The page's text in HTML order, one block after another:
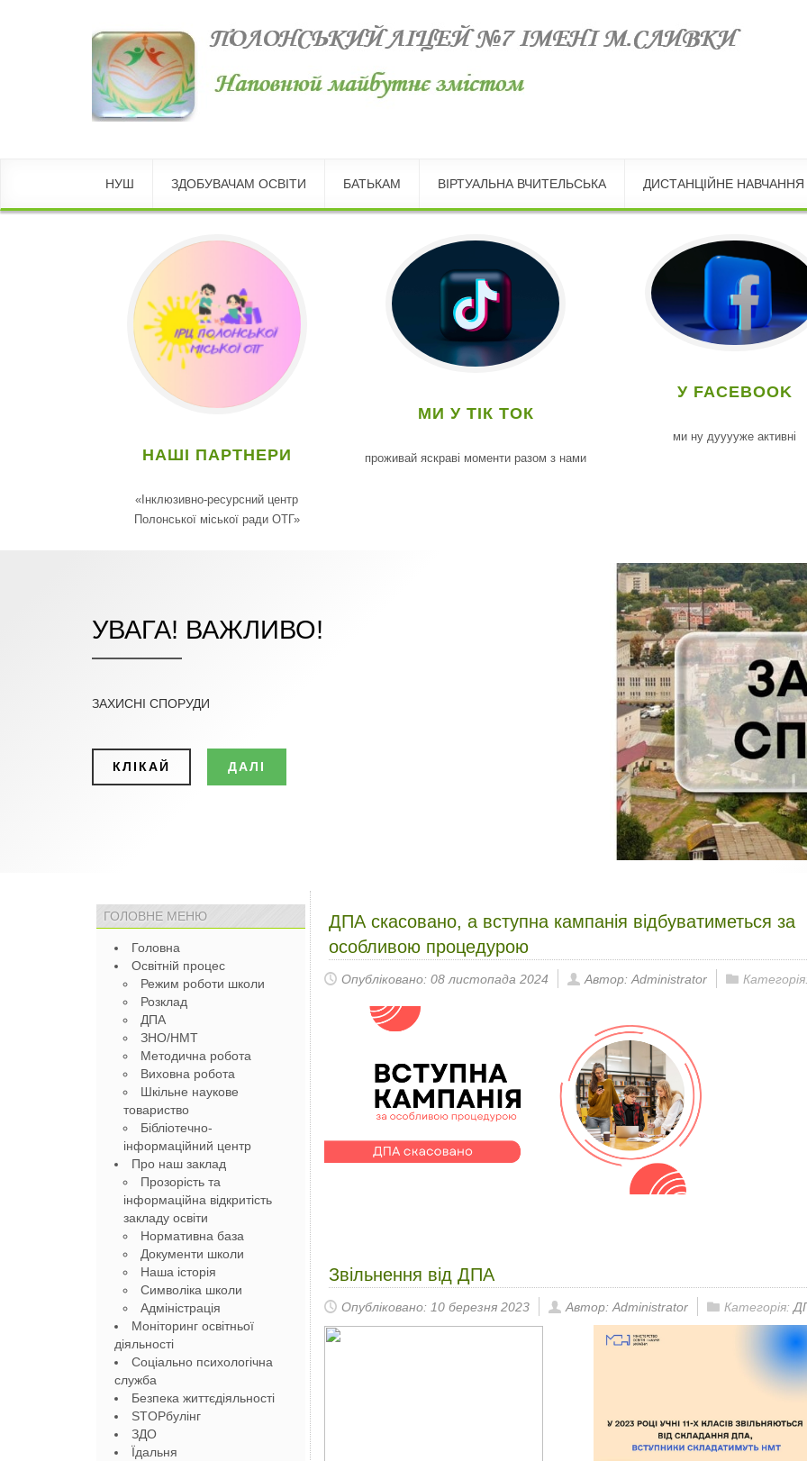
НУШ ЗДОБУВАЧАМ ОСВІТИ БАТЬКАМ ВІРТУАЛЬНА ВЧИТЕЛЬСЬКА ДИСТАНЦІЙНЕ НАВЧАННЯ
НАШІ ПАРТНЕРИ
«Інклюзивно-ресурсний центр
Полонської міської ради ОТГ»
МИ У ТІК ТОК
проживай яскраві моменти разом з нами
У FACEBOOK
ми ну дууууже активні
УВАГА! ВАЖЛИВО!
ЗАХИСНІ СПОРУДИ
КЛІКАЙ ДАЛІ
ГОЛОВНЕ МЕНЮ
Головна
Освітній процес
Режим роботи школи
Розклад
ДПА
ЗНО/НМТ
Методична робота
Виховна робота
Шкільне наукове
товариство
Бібліотечно-
інформаційний центр
Про наш заклад
Прозорість та
інформаційна відкритість
закладу освіти
Нормативна база
Документи школи
Наша історія
Символіка школи
Адміністрація
Моніторинг освітньої
діяльності
Соціально психологічна
служба
Безпека життєдіяльності
STOPбулінг
ЗДО
Їдальня
ДПА скасовано, а вступна кампанія відбуватиметься за
особливою процедурою
Опубліковано: 08 листопада 2024 Автор: Administrator
Звільнення від ДПА
Опубліковано: 10 березня 2023 Автор: Administrator Категорія: